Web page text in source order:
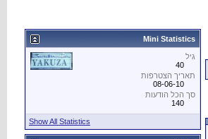
Mini Statistics
גיל
40
תאריך הצטרפות
08-06-10
סך הכל הודעות
140
Show All Statistics